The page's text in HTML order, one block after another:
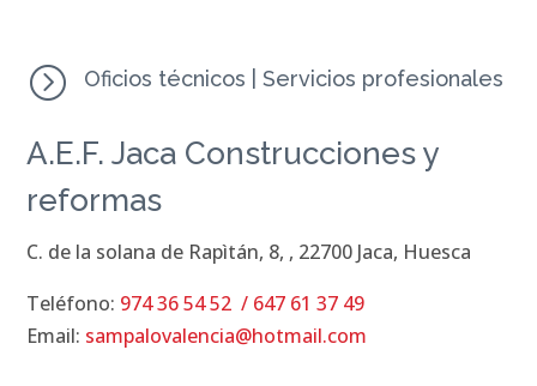
= Oficios técnicos Servicios profesionales
A.E.F. Jaca Construcciones y
reformas
C. de la solana de Rapìtán, 8, , 22700 Jaca, Huesca
Teléfono: 974 36 54 52 / 647 61 37 49
Email: sampalovalencia@hotmail.com